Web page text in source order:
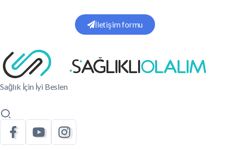
İletişim formu
Sağlık İçin İyi Beslen